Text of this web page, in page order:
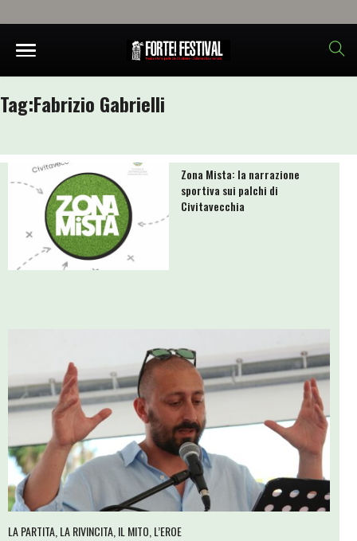
Tag:Fabrizio Gabrielli
Zona Mista: la narrazione
sportiva sui palchi di
Civitavecchia
LA PARTITA, LA RIVINCITA, IL MITO, L’EROE